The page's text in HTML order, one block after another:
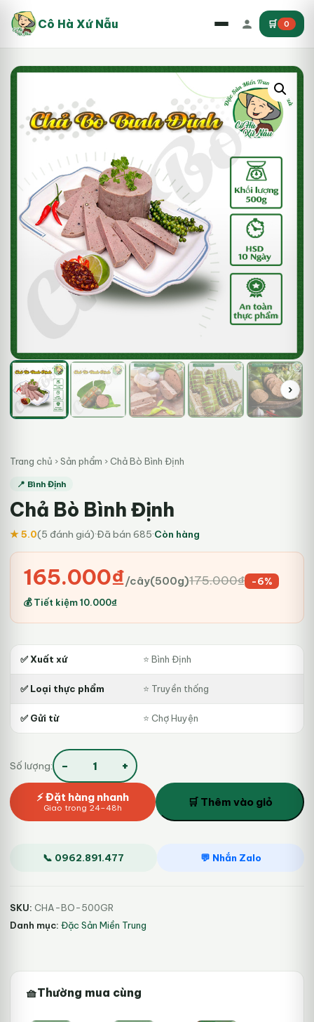
Cô Hà Xứ Nẫu 🛒 0
›
Trang chủ ›Sản phẩm ›Chả Bò Bình Định
📍 Bình Định
Chả Bò Bình Định
★ 5.0(5 đánh giá)·Đã bán 685·Còn hàng
175.000₫
Giá
gốc
là:
175.000₫.
165.000₫
Giá
hiện
tại
là:
165.000₫.
-6%
💰 Tiết kiệm10.000₫
/cây(500g)
✅ Xuất xứ ⭐ Bình Định
✅ Loại thực phẩm ⭐ Truyền thống
✅ Gửi từ ⭐ Chợ Huyện
Số lượng:Chả
Bò
Bình
Định
− +
🛒 Thêm vào giỏ
⚡ Đặt hàng nhanh
Giao trong 24–48h
📞 0962.891.477 💬 Nhắn Zalo
SKU: CHA-BO-500GR
Danh mục: Đặc Sản Miền Trung
Thường mua cùng